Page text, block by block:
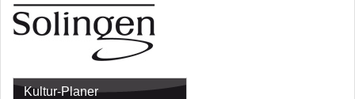
Kultur-Planer